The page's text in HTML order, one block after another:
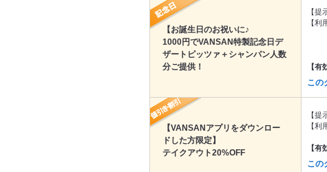
【お誕生日のお祝いに♪
1000円でVANSAN特製記念日デ
ザートピッツァ＋シャンパン人数
分ご提供！
【提
【利
【有
この
【VANSANアプリをダウンロー
ドした方限定】
テイクアウト20%OFF
【提
【利
【有
この